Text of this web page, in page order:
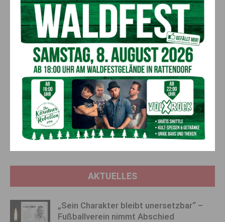
Gap“ zieht sich über zahlreiche Bereiche des täglichen
Lebens, wie die Erprobung von Medikamenten,
Produktentwicklungen und Services, wo Frauen als
Nutzerinnen weniger Beachtung finden. So sind etwa gewisse
Systeme, z. B. zur Sicherheit, teilweise zu wenig auf die
Bedürfnisse von Frauen abgestimmt. In Zeiten von Big Data
und Künstlicher Intelligenz bekommt diese Datenlücke
besonderes Gewicht.
Vorheriger Artikel
Jahreshauptversammlung des
ESV Müllmann
Nächster Artikel
SPÖ will noch diese Woche
Sondierungs­gespräche starten
AKTUELLES
„Sein Charakter bleibt unersetzbar“ –
Fußballverein nimmt Abschied